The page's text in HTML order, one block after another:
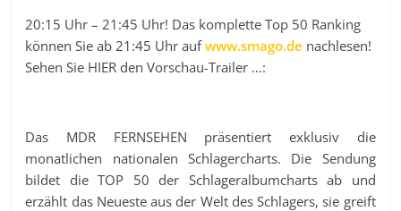
20:15 Uhr – 21:45 Uhr! Das komplette Top 50 Ranking
können Sie ab 21:45 Uhr aufwww.smago.de nachlesen!
Sehen Sie HIER den Vorschau-Trailer …:
Das MDR FERNSEHEN präsentiert exklusiv die
monatlichen nationalen Schlagercharts. Die Sendung
bildet die TOP 50 der Schlageralbumcharts ab und
erzählt das Neueste aus der Welt des Schlagers, sie greift